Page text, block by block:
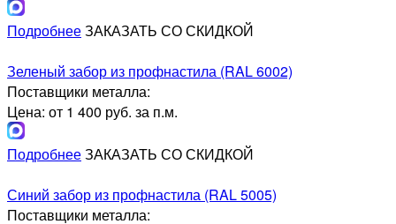
ПодробнееЗАКАЗАТЬ СО СКИДКОЙ
Зеленый забор из профнастила (RAL 6002)
Поставщики металла:
Цена: от 1 400 руб. за п.м.
ПодробнееЗАКАЗАТЬ СО СКИДКОЙ
Синий забор из профнастила (RAL 5005)
Поставщики металла: